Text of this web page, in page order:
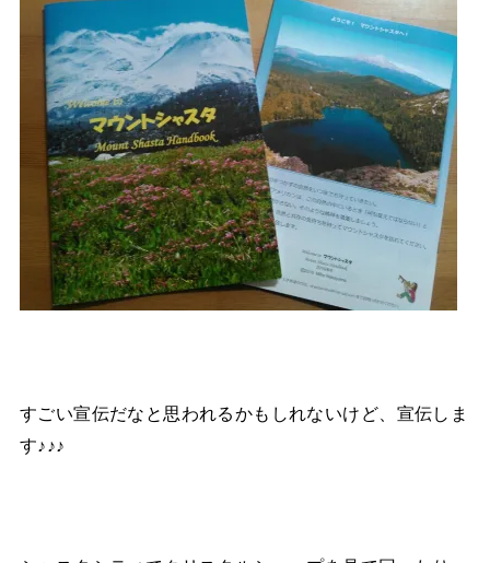
すごい宣伝だなと思われるかもしれないけど、宣伝しま
す♪♪♪